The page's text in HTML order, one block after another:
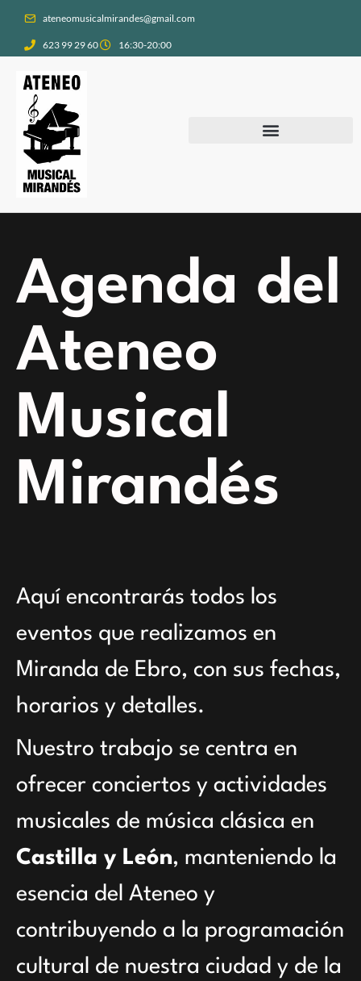
623 99 29 60 16:30-20:00
ateneomusicalmirandes@gmail.com
Agenda del
Ateneo
Musical
Mirandés
Aquí encontrarás todos los
eventos que realizamos en
Miranda de Ebro, con sus fechas,
horarios y detalles.
Nuestro trabajo se centra en
ofrecer conciertos y actividades
musicales de música clásica en
Castilla y León, manteniendo la
esencia del Ateneo y
contribuyendo a la programación
cultural de nuestra ciudad y de la